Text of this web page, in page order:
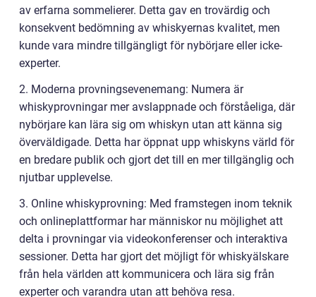
av erfarna sommelierer. Detta gav en trovärdig och
konsekvent bedömning av whiskyernas kvalitet, men
kunde vara mindre tillgängligt för nybörjare eller icke-
experter.
2. Moderna provningsevenemang: Numera är
whiskyprovningar mer avslappnade och förståeliga, där
nybörjare kan lära sig om whiskyn utan att känna sig
överväldigade. Detta har öppnat upp whiskyns värld för
en bredare publik och gjort det till en mer tillgänglig och
njutbar upplevelse.
3. Online whiskyprovning: Med framstegen inom teknik
och onlineplattformar har människor nu möjlighet att
delta i provningar via videokonferenser och interaktiva
sessioner. Detta har gjort det möjligt för whiskyälskare
från hela världen att kommunicera och lära sig från
experter och varandra utan att behöva resa.